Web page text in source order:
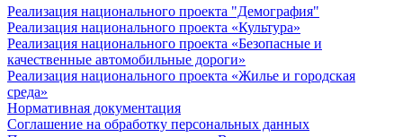
Реализация национального проекта "Демография"
Реализация национального проекта «Культура»
Реализация национального проекта «Безопасные и
качественные автомобильные дороги»
Реализация национального проекта «Жилье и городская
среда»
Нормативная документация
Соглашение на обработку персональных данных